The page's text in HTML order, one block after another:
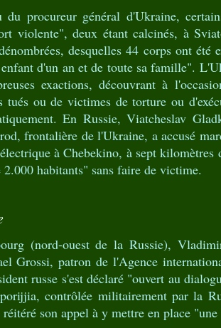
du procureur général d'Ukraine,
violente", deux étant calcinés, à
desquelles 44 corps ont été
d'un an et de toute sa famille".
exactions, découvrant à
tués ou de victimes de torture ou
En Russie, Viatcheslav
frontalière de l'Ukraine, a accusé
à Chebekino, à sept
habitants" sans faire de victime.
(nord-ouest de la Russie),
Grossi, patron de l'Agence
russe s'est déclaré "ouvert au
contrôlée militairement par la
son appel à y mettre en place